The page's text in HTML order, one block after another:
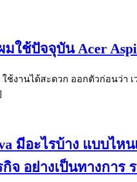
ใช้ปัจจุบัน Acer
งานได้สะดวก ออกตัวก่อนว่า เ
มีอะไรบ้าง แบบไ
จ อย่างเป็นทางการ